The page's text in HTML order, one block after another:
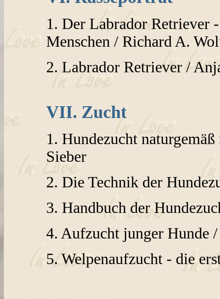
1. Der Labrador Retriever
Menschen / Richard A.
2. Labrador Retriever /
VII. Zucht
1. Hundezucht
Sieber
2. Die Technik der
3. Handbuch der
4. Aufzucht junger Hunde
5. Welpenaufzucht - die